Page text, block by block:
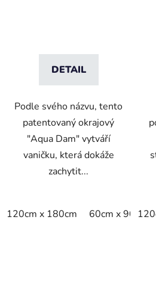
DETAIL
Podle svého názvu, tento
patentovaný okrajový
"Aqua Dam" vytváří
vaničku, která dokáže
zachytit...
120cm x 180cm 60cm x 90cm